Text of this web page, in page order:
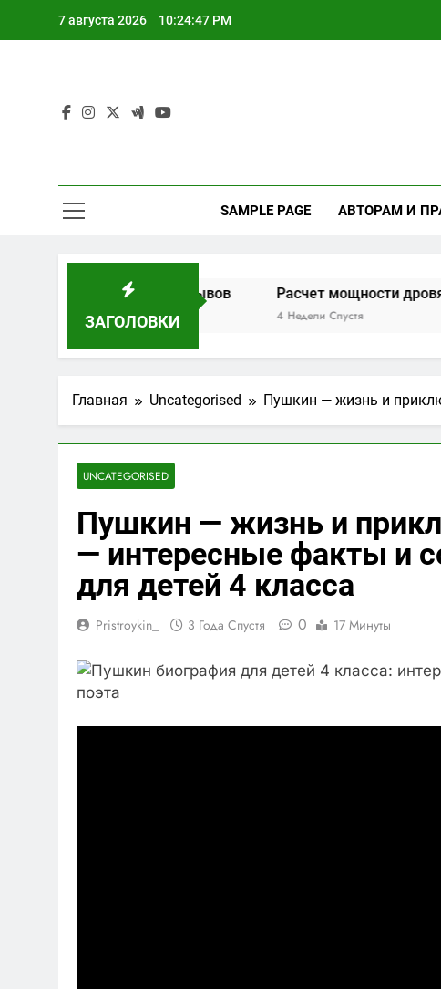
7 августа 2026 10:24:48 PM
SAMPLE PAGE АВТОРАМ И
ЗАГОЛОВКИ
и отзывов Расчет мощности дровяной печи
4 Недели Спустя
Главная Uncategorised Пушкин — жизнь и
UNCATEGORISED
Пушкин — жизнь и
— интересные факты и
для детей 4 класса
Pristroykin_ 3 Года Спустя 0 17 Минуты